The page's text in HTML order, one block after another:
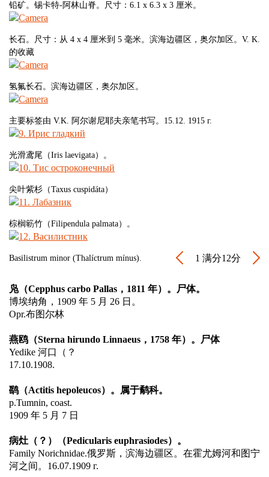
铅矿。锡卡特-阿林山脊。尺寸：6.1 x 6.3 x 3 厘米。
长石。尺寸：从 4 x 4 厘米到 5 毫米。滨海边疆区，奥尔加区。V. K.
的收藏
氢氟长石。滨海边疆区，奥尔加区。
主要标签由 V.K. 阿尔谢尼耶夫亲笔书写。15.12. 1915 г.
光滑鸢尾（Iris laevigata）。
尖叶紫杉（Taxus cuspidáta）
棕榈簕竹（Filipendula palmata）。
Basilistrum minor (Thalíctrum mínus). 1 满分12分
凫（Cepphus carbo Pallas，1811 年）。尸体。
博埃纳角，1909 年 5 月 26 日。
Opr.布图尔林
燕鸥（Sterna hirundo Linnaeus，1758 年）。尸体
Yedike 河口（？
17.10.1908.
鹞（Actitis hepoleucos）。属于鹬科。
р.Tumnin, coast.
1909 年 5 月 7 日
病灶（？）（Pedicularis euphrasiodes）。
Family Norichnidae.俄罗斯，滨海边疆区。在霍尤姆河和图宁
河之间。16.07.1909 г.
金曲翠科街11号